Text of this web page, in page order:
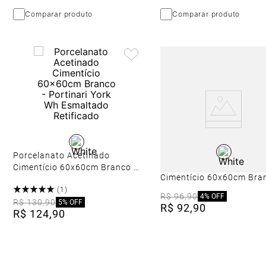
Comparar produto Comparar produto
Porcelanato Acetinado
Cimentício 60x60cm Branco -
Retificado ( 1 )
R$ 130,90 5% OFF
R$ 124,90
Porcelanato Acetinado
Cimentício 60x60cm
Portinari York Wh
Bold
R$ 96,90 4% OFF
R$ 92,90